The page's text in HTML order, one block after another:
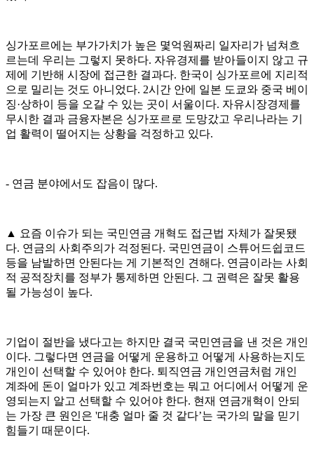
싱가포르에는 부가가치가 높은 몇억원짜리 일자리가 넘쳐흐
르는데 우리는 그렇지 못하다. 자유경제를 받아들이지 않고 규
제에 기반해 시장에 접근한 결과다. 한국이 싱가포르에 지리적
으로 밀리는 것도 아니었다. 2시간 안에 일본 도쿄와 중국 베이
징·상하이 등을 오갈 수 있는 곳이 서울이다. 자유시장경제를
무시한 결과 금융자본은 싱가포르로 도망갔고 우리나라는 기
업 활력이 떨어지는 상황을 걱정하고 있다.
- 연금 분야에서도 잡음이 많다.
▲ 요즘 이슈가 되는 국민연금 개혁도 접근법 자체가 잘못됐
다. 연금의 사회주의가 걱정된다. 국민연금이 스튜어드쉽코드
등을 남발하면 안된다는 게 기본적인 견해다. 연금이라는 사회
적 공적장치를 정부가 통제하면 안된다. 그 권력은 잘못 활용
될 가능성이 높다.
기업이 절반을 냈다고는 하지만 결국 국민연금을 낸 것은 개인
이다. 그렇다면 연금을 어떻게 운용하고 어떻게 사용하는지도
개인이 선택할 수 있어야 한다. 퇴직연금 개인연금처럼 개인
계좌에 돈이 얼마가 있고 계좌번호는 뭐고 어디에서 어떻게 운
영되는지 알고 선택할 수 있어야 한다. 현재 연금개혁이 안되
는 가장 큰 원인은 '대충 얼마 줄 것 같다’는 국가의 말을 믿기
힘들기 때문이다.